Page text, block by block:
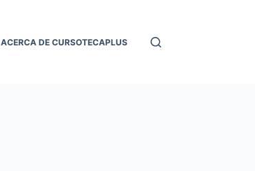
ACERCA DE CURSOTECAPLUS